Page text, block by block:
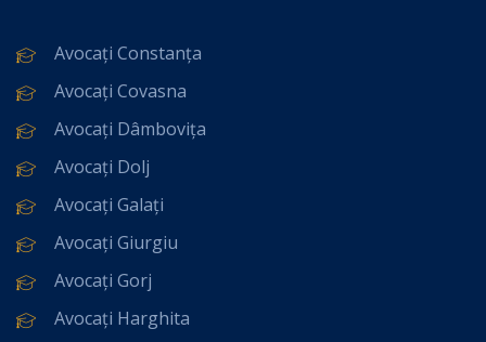
Avocați Constanța
Avocați Covasna
Avocați Dâmbovița
Avocați Dolj
Avocați Galați
Avocați Giurgiu
Avocați Gorj
Avocați Harghita